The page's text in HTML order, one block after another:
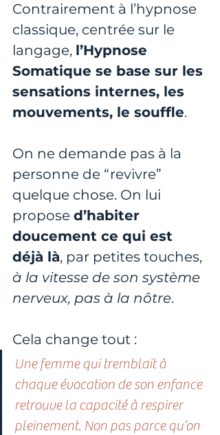
Contrairement à l’hypnose
classique, centrée sur le
langage, l’Hypnose
Somatique se base sur les
sensations internes, les
mouvements, le souffle.
On ne demande pas à la
personne de “revivre”
quelque chose. On lui
propose d’habiter
doucement ce qui est
déjà là, par petites touches,
à la vitesse de son système
nerveux, pas à la nôtre.
Cela change tout :
Une femme qui tremblait à
chaque évocation de son enfance
retrouve la capacité à respirer
pleinement. Non pas parce qu’on